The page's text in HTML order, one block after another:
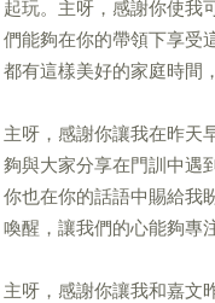
起玩。主呀，感謝你使我
們能夠在你的帶領下享受
都有這樣美好的家庭時間
主呀，感謝你讓我在昨天
夠與大家分享在門訓中遇
你也在你的話語中賜給我
喚醒，讓我們的心能夠專
主呀，感謝你讓我和嘉文